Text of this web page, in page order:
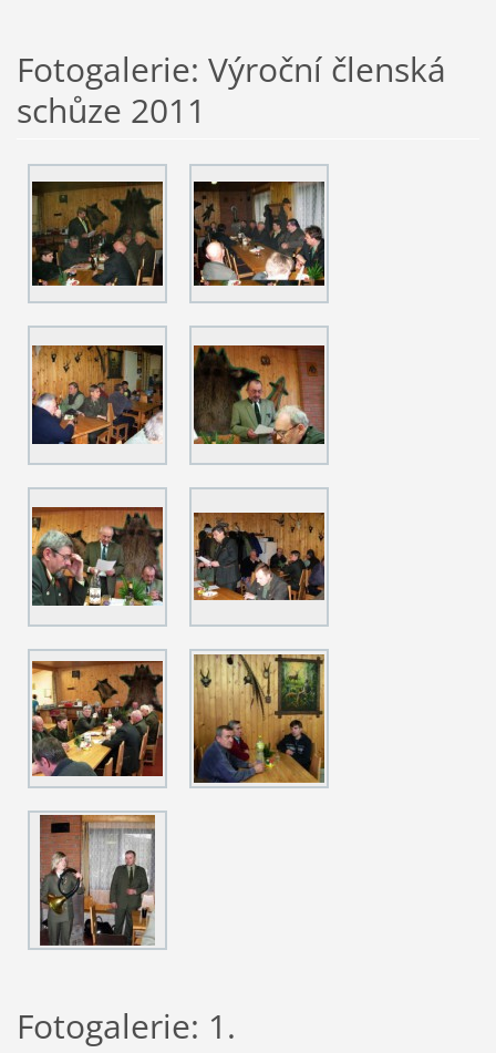
Fotogalerie: Výroční členská
schůze 2011
Fotogalerie: 1.